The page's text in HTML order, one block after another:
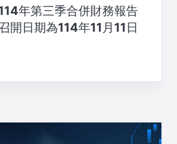
年第三季合併財務報告
開日期為114年11月11日